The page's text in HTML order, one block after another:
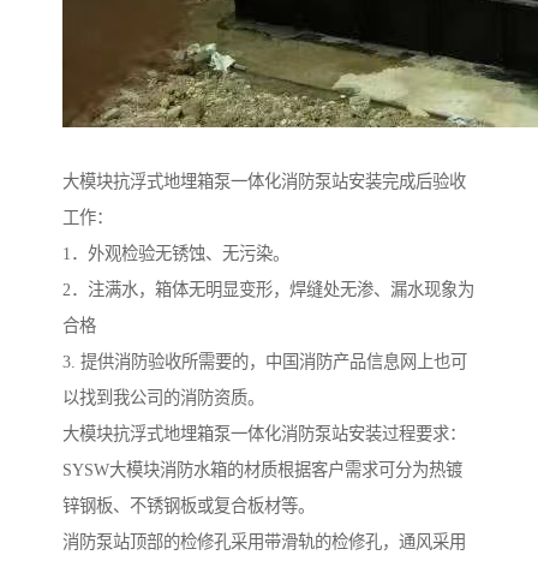
大模块抗浮式地埋箱泵一体化消防泵站安装完成后验收
工作：
1．外观检验无锈蚀、无污染。
2．注满水，箱体无明显变形，焊缝处无渗、漏水现象为
合格
3. 提供消防验收所需要的，中国消防产品信息网上也可
以找到我公司的消防资质。
大模块抗浮式地埋箱泵一体化消防泵站安装过程要求：
SYSW大模块消防水箱的材质根据客户需求可分为热镀
锌钢板、不锈钢板或复合板材等。
消防泵站顶部的检修孔采用带滑轨的检修孔，通风采用